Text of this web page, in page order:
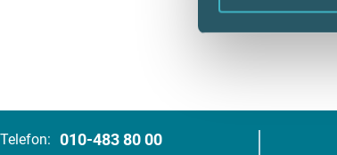
Telefon: 010-483 80 00